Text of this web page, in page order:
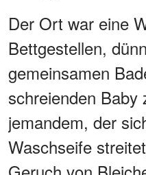
Der Ort war eine
Bettgestellen,
gemeinsamen
schreienden Baby
jemandem, der
Waschseife